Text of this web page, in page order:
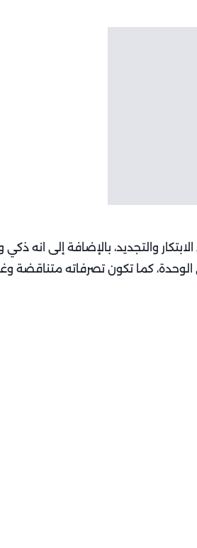
والتجديد، بالإضافة إلى انه
كما تكون تصرفاته متناقضة